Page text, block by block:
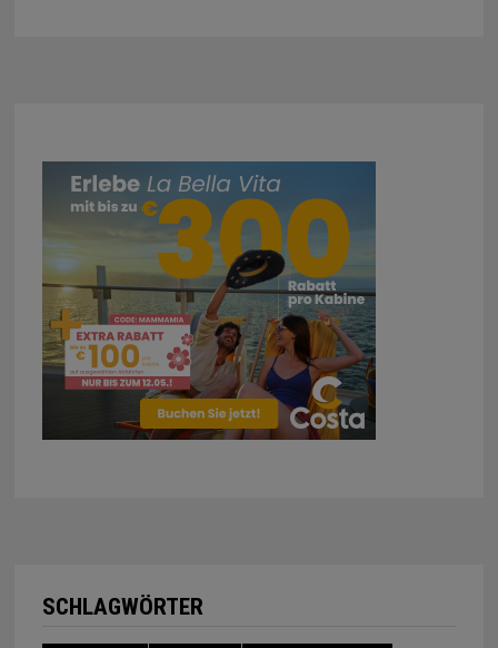
SCHLAGWÖRTER